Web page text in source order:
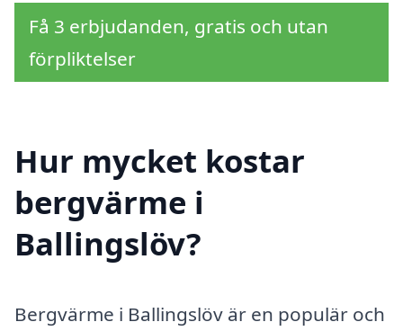
Få 3 erbjudanden, gratis och utan
förpliktelser
Hur mycket kostar
bergvärme i
Ballingslöv?
Bergvärme i Ballingslöv är en populär och